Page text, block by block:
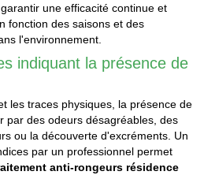
une efficacité continue et
fonction des saisons et des
l'environnement.
indiquant la présence de
les traces physiques, la présence de
par des odeurs désagréables, des
ou la découverte d'excréments. Un
par un professionnel permet
anti-rongeurs résidence